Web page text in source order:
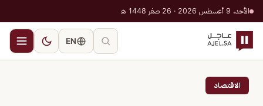
الأحد، 9 أغسطس 2026 · 26 صفر 1448 هـ
EN
الاقتصاد